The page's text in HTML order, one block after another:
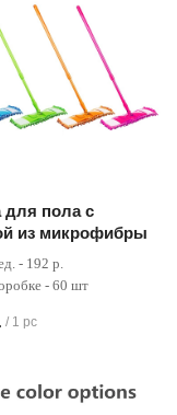
пола с
из микрофибры
- 192 р.
- 60 шт
/ 1 pc